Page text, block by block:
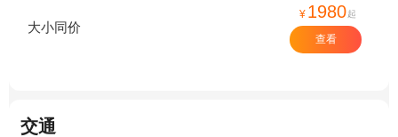
大小同价
¥ 1980起
查看
交通